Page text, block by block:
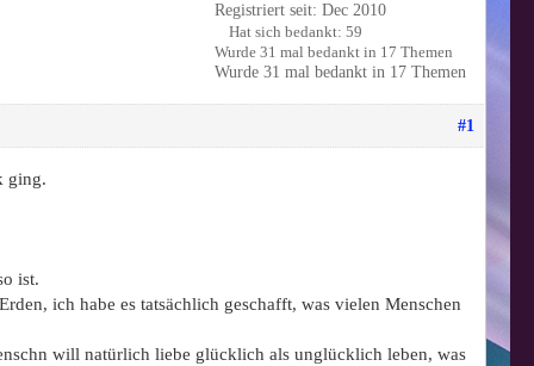
Registriert seit: Dec 2010
Hat sich bedankt: 59
Wurde 31 mal bedankt in 17 Themen
Wurde 31 mal bedankt in 17 Themen
#1
ging.
ist.
ich habe es tatsächlich geschafft, was vielen Menschen
will natürlich liebe glücklich als unglücklich leben, was